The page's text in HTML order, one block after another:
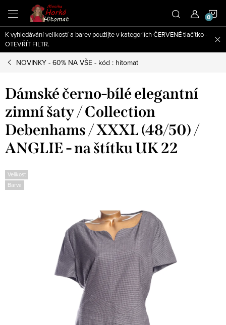
obsah
K vyhledávání velikostí a barev použijte v kategoriích ČERVENÉ tlačítko -
OTEVŘÍT FILTR.
NOVINKY - 60% NA VŠE - kód : hitomat
Dámské černo-bílé elegantní
zimní šaty / Collection
Debenhams / XXXL (48/50) /
ANGLIE - na štítku UK 22
Velikost
Barva